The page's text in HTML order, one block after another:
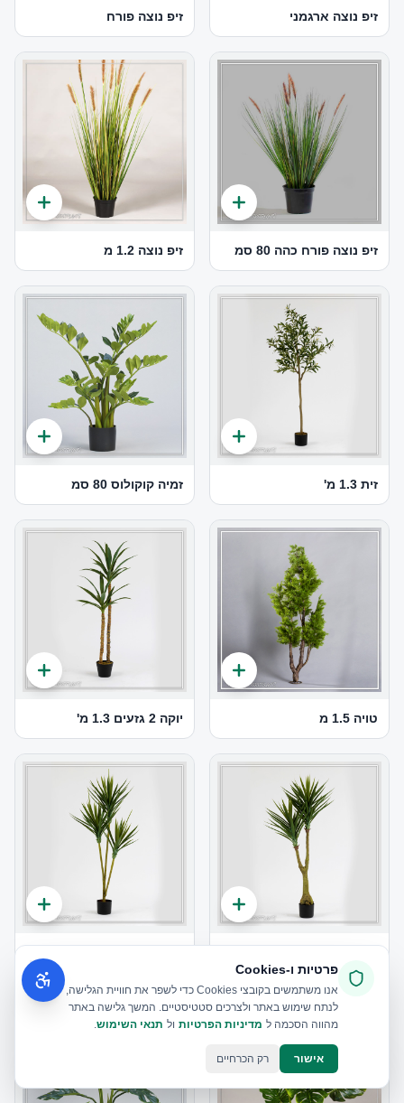
זיפ נוצה ארגמני זיפ נוצה פורח
זיפ נוצה פורח כהה 80 סמ זיפ נוצה 1.2 מ
זית 1.3 מ' זמיה קוקולוס 80 סמ
טויה 1.5 מ יוקה 2 גזעים 1.3 מ'
פרטיות ו‑Cookies
אנו משתמשים בקובצי Cookies כדי לשפר את חוויית הגלישה,
לנתח שימוש באתר ולצרכים סטטיסטיים. המשך גלישה באתר
מהווה הסכמה ל מדיניות הפרטיות ול תנאי השימוש.
אישור רק הכרחיים